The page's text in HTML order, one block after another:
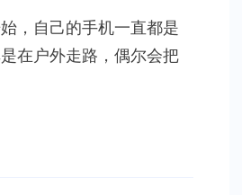
，自己的手机一直都是
在户外走路，偶尔会把